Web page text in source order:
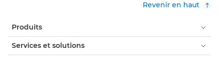
Revenir en haut
Produits
Services et solutions